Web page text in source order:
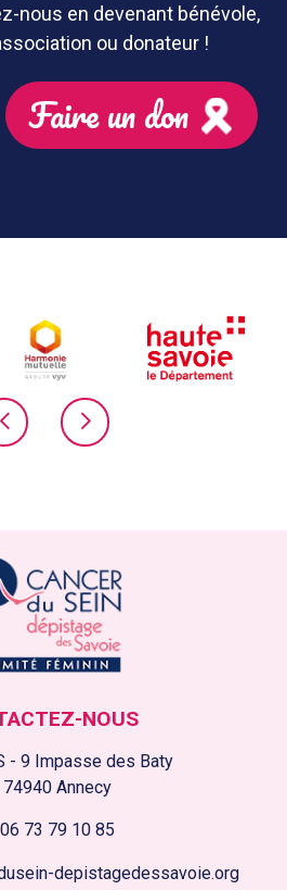
nous en devenant bénévole,
ou donateur !
Faire un don
NOUS
- 9 Impasse des Baty
74940 Annecy
06 73 79 10 85
depistagedessavoie.org